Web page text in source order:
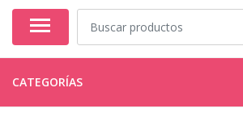
CATEGORÍAS